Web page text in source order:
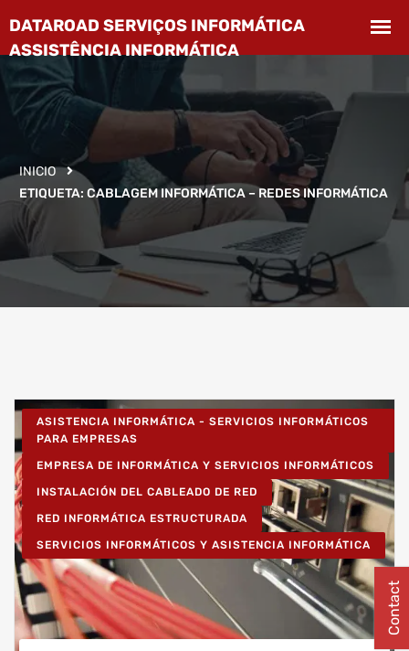
INICIO
ETIQUETA: CABLAGEM INFORMÁTICA – REDES INFORMÁTICA
ASISTENCIA INFORMÁTICA - SERVICIOS INFORMÁTICOS
PARA EMPRESAS
EMPRESA DE INFORMÁTICA Y SERVICIOS INFORMÁTICOS
INSTALACIÓN DEL CABLEADO DE RED
RED INFORMÁTICA ESTRUCTURADA
SERVICIOS INFORMÁTICOS Y ASISTENCIA INFORMÁTICA
Contact